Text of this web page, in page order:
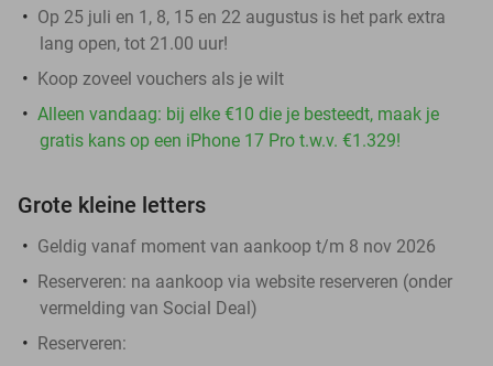
Op 25 juli en 1, 8, 15 en 22 augustus is het park extra
lang open, tot 21.00 uur!
Koop zoveel vouchers als je wilt
Alleen vandaag: bij elke €10 die je besteedt, maak je
gratis kans op een iPhone 17 Pro t.w.v. €1.329!
Grote kleine letters
Geldig vanaf moment van aankoop t/m 8 nov 2026
Reserveren: na aankoop via website reserveren (onder
vermelding van Social Deal)
Reserveren: